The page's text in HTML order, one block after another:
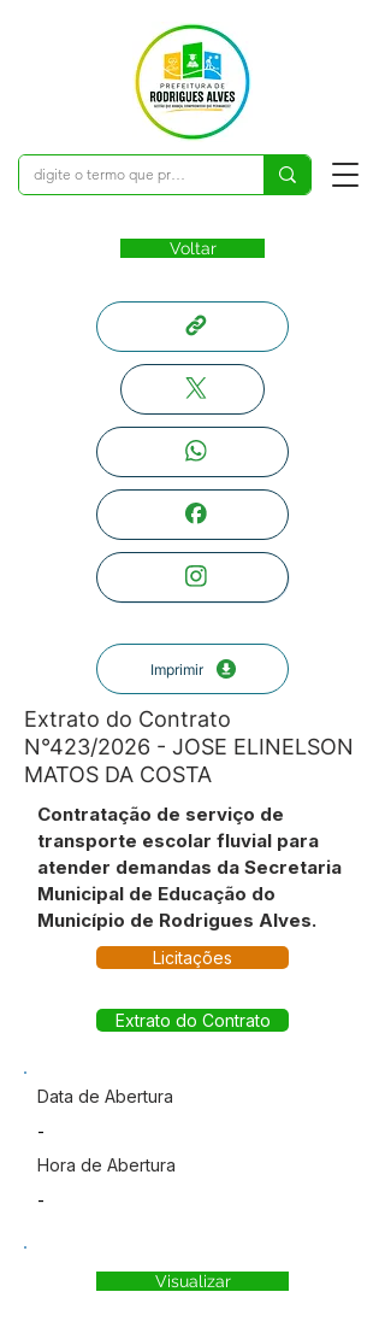
Voltar
Imprimir
Extrato do Contrato
N°423/2026 - JOSE ELINELSON
MATOS DA COSTA
Contratação de serviço de
transporte escolar fluvial para
atender demandas da Secretaria
Municipal de Educação do
Município de Rodrigues Alves.
Licitações
Extrato do Contrato
Data de Abertura
-
Hora de Abertura
-
Visualizar